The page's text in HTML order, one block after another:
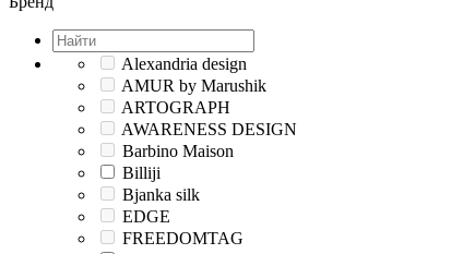
Alexandria design
AMUR by Marushik
ARTOGRAPH
AWARENESS DESIGN
Barbino Maison
Billiji
Bjanka silk
EDGE
FREEDOMTAG